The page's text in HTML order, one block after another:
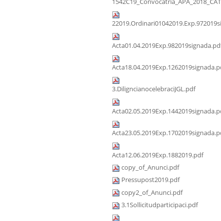
3.DiligncianocelebraciJGL.pdf
Acta12.06.2019Exp.1882019.pdf
copy_of_Anunci.pdf
Pressupost2019.pdf
copy2_of_Anunci.pdf
3.1Sollicitudparticipaci.pdf